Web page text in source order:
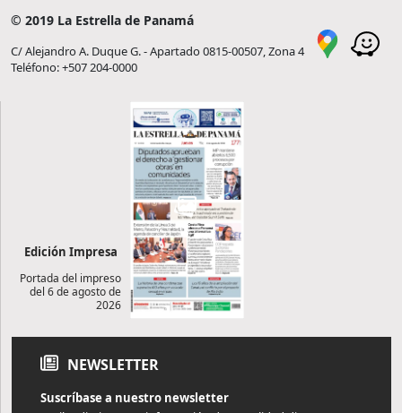
© 2019 La Estrella de Panamá
C/ Alejandro A. Duque G. - Apartado 0815-00507, Zona 4
Teléfono: +507 204-0000
Edición Impresa
Portada del impreso
del 6 de agosto de
2026
NEWSLETTER
Suscríbase a nuestro newsletter